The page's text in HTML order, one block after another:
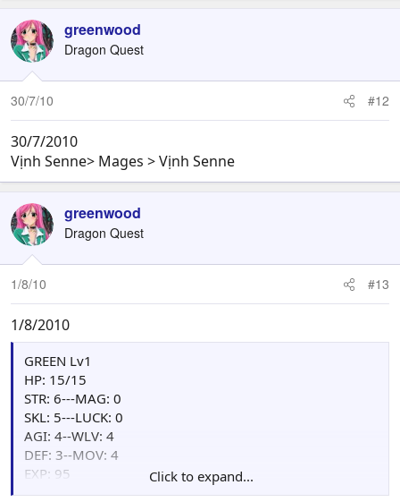
greenwood
Dragon Quest
30/7/10 #12
30/7/2010
Vịnh Senne> Mages > Vịnh Senne
greenwood
Dragon Quest
1/8/10 #13
1/8/2010
GREEN Lv1
HP: 15/15
STR: 6---MAG: 0
SKL: 5---LUCK: 0
AGI: 4--WLV: 4
DEF: 3--MOV: 4
EXP: 95
Points: 00
Click to expand...